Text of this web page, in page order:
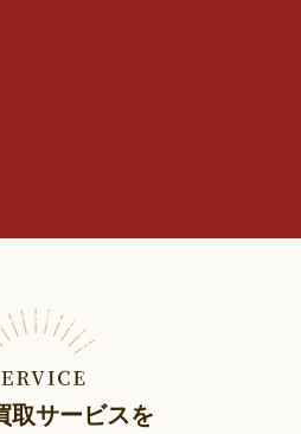
取サービスを